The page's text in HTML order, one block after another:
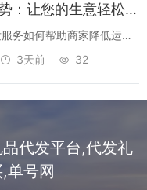
礼品代发新趋势：让您的生意轻松拓展的高效解决方案
务如何帮助商家降低运营
，适合电商创业者、实体
3天前 32
代发平台,代发礼
单号网